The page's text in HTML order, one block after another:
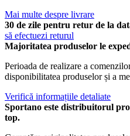
Mai multe despre livrare
30 de zile pentru retur de la
să efectuezi returul
Majoritatea produselor le
Perioada de realizare a
disponibilitatea produselor și a
Verifică informațiile detaliate
Sportano este distribuitorul
top.